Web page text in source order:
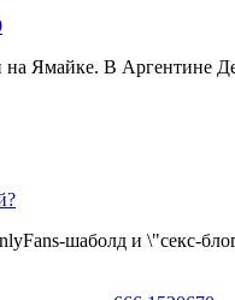
Ямайке. В Аргентине
шаболд и \"секс-